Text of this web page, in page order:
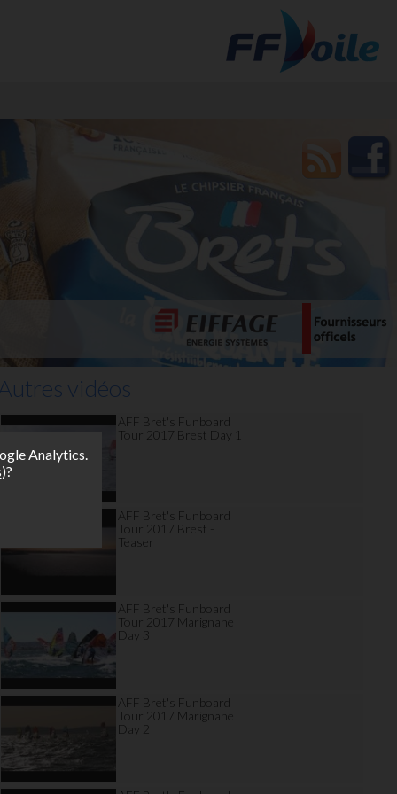
vidéos
AFF Bret's Funboard
Tour 2017 Brest Day 1
AFF Bret's Funboard
Tour 2017 Brest -
Teaser
AFF Bret's Funboard
Tour 2017 Marignane
Day 3
AFF Bret's Funboard
Tour 2017 Marignane
Day 2
Analytics.
)?